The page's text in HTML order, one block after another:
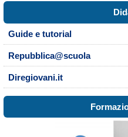
Guide e tutorial
Repubblica@scuola
Diregiovani.it